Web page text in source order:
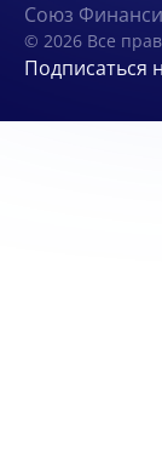
Союз
© 2026 Все
Подписаться